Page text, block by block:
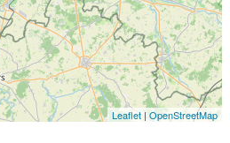
Leaflet |OpenStreetMap